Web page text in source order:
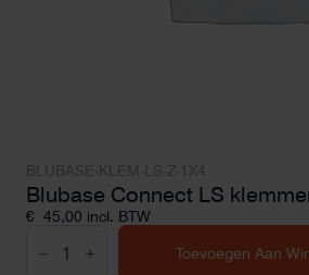
Blubase Connect LS
€ 45,00 incl. BTW
Connect
Toevoegen Aan